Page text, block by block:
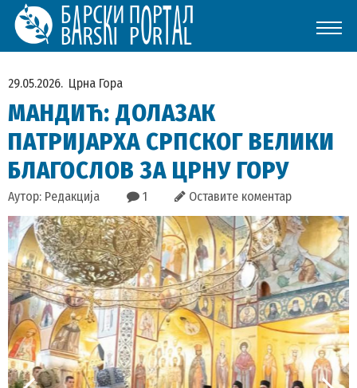
29.05.2026. Црна Гора
МАНДИЋ: ДОЛАЗАК
ПАТРИЈАРХА СРПСКОГ ВЕЛИКИ
БЛАГОСЛОВ ЗА ЦРНУ ГОРУ
Аутор: Редакција 1 Оставите коментар